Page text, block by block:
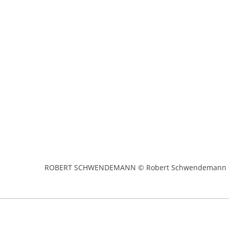
ROBERT SCHWENDEMANN © Robert Schwendemann